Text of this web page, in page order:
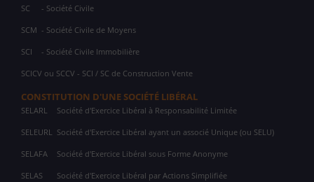
SC - Société Civile
SCM - Société Civile de Moyens
SCI - Société Civile Immobilière
SCICV ou SCCV - SCI / SC de Construction Vente
CONSTITUTION D'UNE SOCIÉTÉ LIBÉRAL
SELARL Société d'Exercice Libéral à Responsabilité Limitée
SELEURL Société d'Exercice Libéral ayant un associé Unique (ou SELU)
SELAFA Société d'Exercice Libéral sous Forme Anonyme
SELAS Société d'Exercice Libéral par Actions Simplifiée